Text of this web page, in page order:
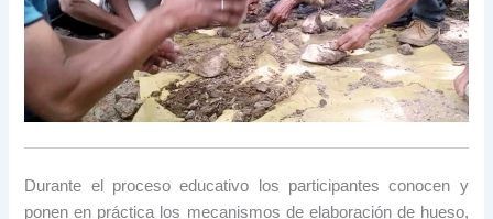
Durante el proceso educativo los participantes conocen y
ponen en práctica los mecanismos de elaboración de hueso,